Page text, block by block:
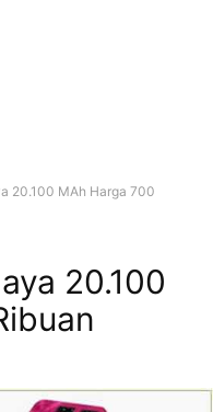
20.100 MAh Harga 700
20.100